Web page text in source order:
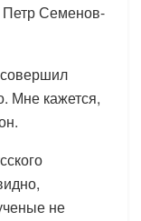
Петр Семенов-
Мне кажется,
не